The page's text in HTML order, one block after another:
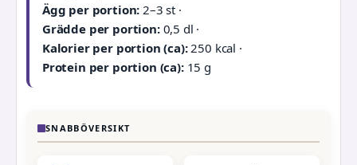
Ägg per portion: 2–3 st ·
Grädde per portion:0,5 dl ·
Kalorier per portion (ca):250 kcal ·
Protein per portion (ca):15 g
SNABBÖVERSIKT